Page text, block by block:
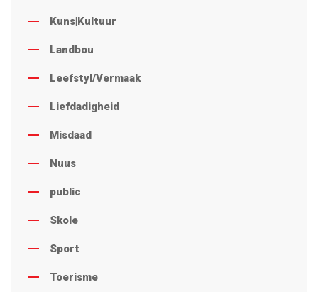
Kuns|Kultuur
Landbou
Leefstyl/Vermaak
Liefdadigheid
Misdaad
Nuus
public
Skole
Sport
Toerisme